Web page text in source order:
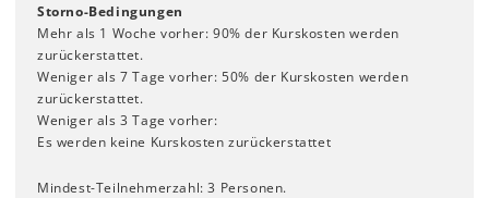
Storno-Bedingungen
Mehr als 1 Woche vorher: 90% der Kurskosten werden
zurückerstattet.
Weniger als 7 Tage vorher: 50% der Kurskosten werden
zurückerstattet.
Weniger als 3 Tage vorher:
Es werden keine Kurskosten zurückerstattet
Mindest-Teilnehmerzahl: 3 Personen.